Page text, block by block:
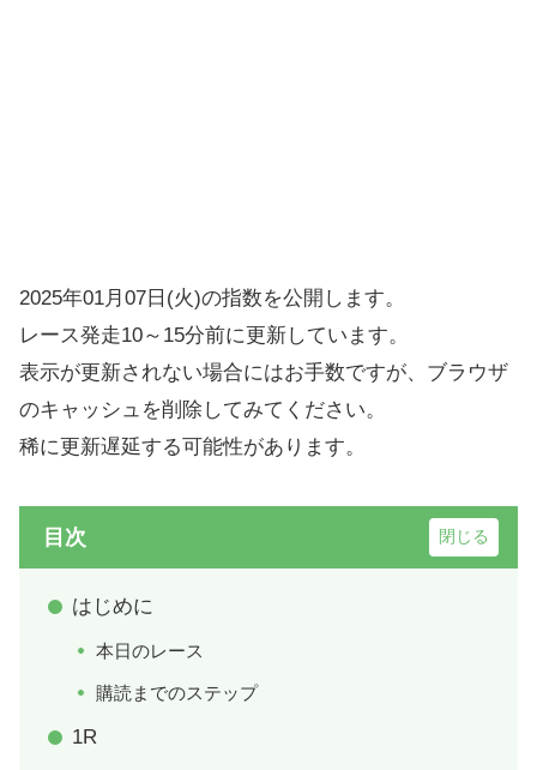
2025年01月07日(火)の指数を公開します。
レース発走10～15分前に更新しています。
表示が更新されない場合にはお手数ですが、ブラウザ
のキャッシュを削除してみてください。
稀に更新遅延する可能性があります。
目次
はじめに
本日のレース
購読までのステップ
1R